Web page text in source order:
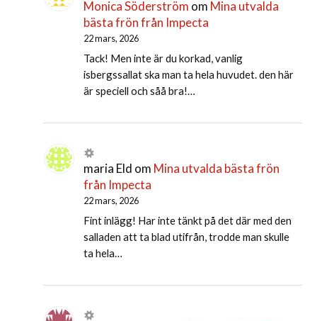
Monica Söderström om Mina utvalda
bästa frön från Impecta
22 mars, 2026
Tack! Men inte är du korkad, vanlig
isbergssallat ska man ta hela huvudet. den här
är speciell och såå bra!…
maria Eld om Mina utvalda bästa frön
från Impecta
22 mars, 2026
Fint inlägg! Har inte tänkt på det där med den
salladen att ta blad utifrån, trodde man skulle
ta hela…